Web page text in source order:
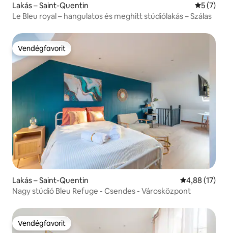
Lakás – Saint-Quentin Átlagos
5 (7)
Le Bleu royal – hangulatos és meghitt stúdiólakás – Szálas
Vendégfavorit
Vendégfavorit
Lakás – Saint-Quentin Átlagos
4,88 (17)
Nagy stúdió Bleu Refuge - Csendes - Városközpont
Vendégfavorit
Vendégfavorit